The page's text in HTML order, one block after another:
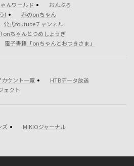
んワールド
おんぶろ
!
巷のonちゃん
公式Youtubeチャンネル
onちゃんとつめしょうぎ
電子書籍「onちゃんとおつきさま」
ウント一覧
HTBデータ放送
ェクト
ズ MIKIOジャーナル